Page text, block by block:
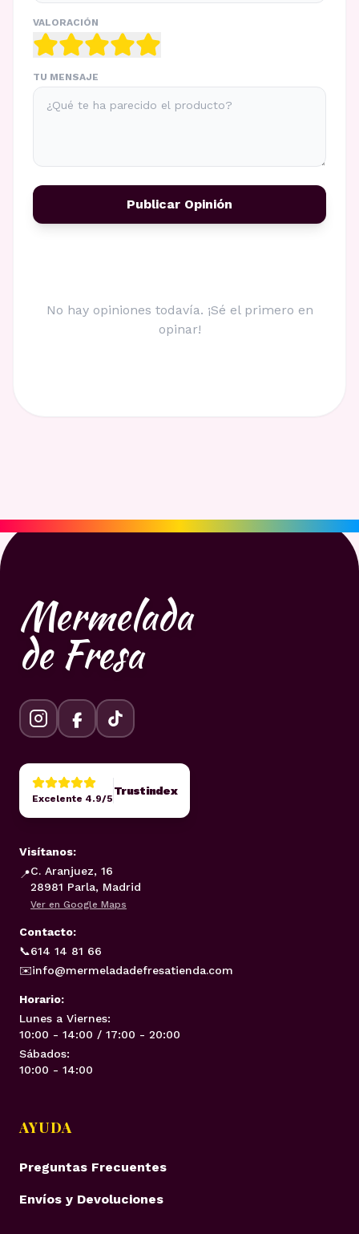
VALORACIÓN
TU MENSAJE
Publicar Opinión
No hay opiniones todavía. ¡Sé el primero en
opinar!
Mermelada
de Fresa
Excelente 4.9/5
Trustindex
Visítanos:
📍C. Aranjuez, 16
28981 Parla, Madrid
Ver en Google Maps
Contacto:
📞614 14 81 66
✉️info@mermeladadefresatienda.com
Horario:
Lunes a Viernes:
10:00 - 14:00 / 17:00 - 20:00
Sábados:
10:00 - 14:00
AYUDA
Preguntas Frecuentes
Envíos y Devoluciones